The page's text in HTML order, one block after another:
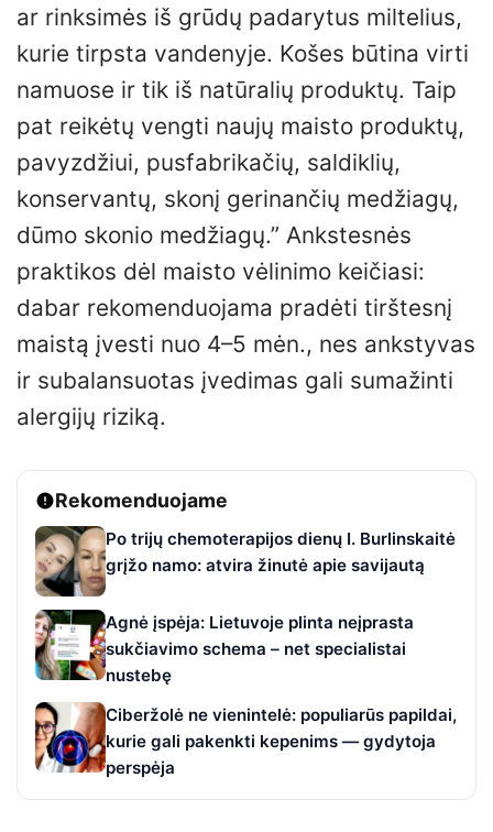
ar rinksimės iš grūdų padarytus miltelius,
kurie tirpsta vandenyje. Košes būtina virti
namuose ir tik iš natūralių produktų. Taip
pat reikėtų vengti naujų maisto produktų,
pavyzdžiui, pusfabrikačių, saldiklių,
konservantų, skonį gerinančių medžiagų,
dūmo skonio medžiagų.” Ankstesnės
praktikos dėl maisto vėlinimo keičiasi:
dabar rekomenduojama pradėti tirštesnį
maistą įvesti nuo 4–5 mėn., nes ankstyvas
ir subalansuotas įvedimas gali sumažinti
alergijų riziką.
Rekomenduojame
Po trijų chemoterapijos dienų I. Burlinskaitė
grįžo namo: atvira žinutė apie savijautą
Agnė įspėja: Lietuvoje plinta neįprasta
sukčiavimo schema – net specialistai
nustebę
Ciberžolė ne vienintelė: populiarūs papildai,
kurie gali pakenkti kepenims — gydytoja
perspėja